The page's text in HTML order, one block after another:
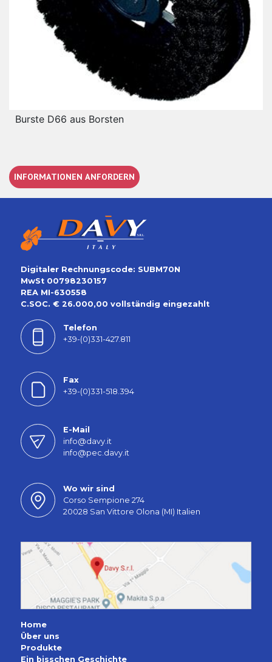
Burste D66 aus Borsten
INFORMATIONEN ANFORDERN
Digitaler Rechnungscode: SUBM70N
MwSt 00798230157
REA MI-630558
C.SOC. € 26.000,00 vollständig eingezahlt
Telefon
+39-(0)331-427.811
Fax
+39-(0)331-518.394
E-Mail
info@davy.it
info@pec.davy.it
Wo wir sind
Corso Sempione 274
20028 San Vittore Olona (MI) Italien
Home
Über uns
Produkte
Ein bisschen Geschichte